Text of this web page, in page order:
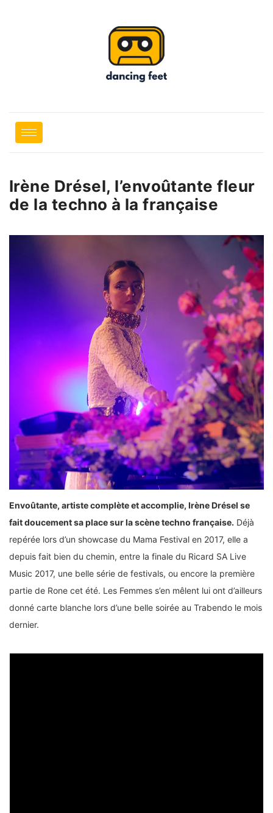
Irène Drésel, l’envoûtante fleur
de la techno à la française
Envoûtante, artiste complète et accomplie, Irène Drésel se
fait doucement sa place sur la scène techno française. Déjà
repérée lors d’un showcase du Mama Festival en 2017, elle a
depuis fait bien du chemin, entre la finale du Ricard SA Live
Music 2017, une belle série de festivals, ou encore la première
partie de Rone cet été. Les Femmes s’en mêlent lui ont d’ailleurs
donné carte blanche lors d’une belle soirée au Trabendo le mois
dernier.